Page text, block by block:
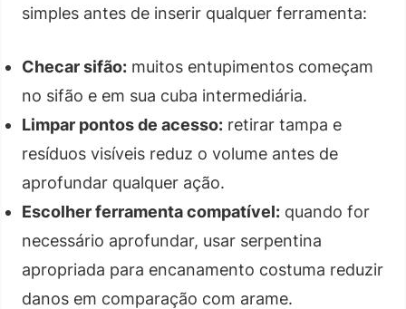
simples antes de inserir qualquer ferramenta:
Checar sifão: muitos entupimentos começam
no sifão e em sua cuba intermediária.
Limpar pontos de acesso: retirar tampa e
resíduos visíveis reduz o volume antes de
aprofundar qualquer ação.
Escolher ferramenta compatível: quando for
necessário aprofundar, usar serpentina
apropriada para encanamento costuma reduzir
danos em comparação com arame.